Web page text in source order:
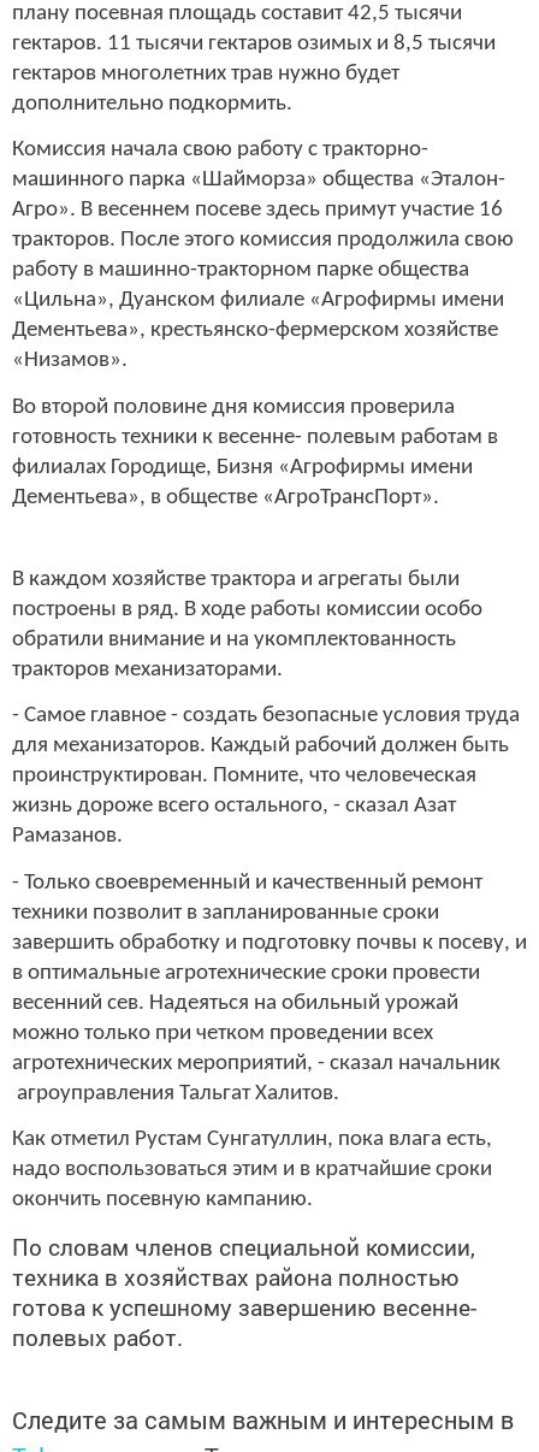
плану посевная площадь составит 42,5 тысячи
гектаров. 11 тысячи гектаров озимых и 8,5 тысячи
гектаров многолетних трав нужно будет
дополнительно подкормить.
Комиссия начала свою работу с тракторно-
машинного парка «Шайморза» общества «Эталон-
Агро». В весеннем посеве здесь примут участие 16
тракторов. После этого комиссия продолжила свою
работу в машинно-тракторном парке общества
«Цильна», Дуанском филиале «Агрофирмы имени
Дементьева», крестьянско-фермерском хозяйстве
«Низамов».
Во второй половине дня комиссия проверила
готовность техники к весенне- полевым работам в
филиалах Городище, Бизня «Агрофирмы имени
Дементьева», в обществе «АгроТрансПорт».
В каждом хозяйстве трактора и агрегаты были
построены в ряд. В ходе работы комиссии особо
обратили внимание и на укомплектованность
тракторов механизаторами.
- Самое главное - создать безопасные условия труда
для механизаторов. Каждый рабочий должен быть
проинструктирован. Помните, что человеческая
жизнь дороже всего остального, - сказал Азат
Рамазанов.
- Только своевременный и качественный ремонт
техники позволит в запланированные сроки
завершить обработку и подготовку почвы к посеву, и
в оптимальные агротехнические сроки провести
весенний сев. Надеяться на обильный урожай
можно только при четком проведении всех
агротехнических мероприятий, - сказал начальник
агроуправления Тальгат Халитов.
Как отметил Рустам Сунгатуллин, пока влага есть,
надо воспользоваться этим и в кратчайшие сроки
окончить посевную кампанию.
По словам членов специальной комиссии,
техника в хозяйствах района полностью
готова к успешному завершению весенне-
полевых работ.
Следите за самым важным и интересным в